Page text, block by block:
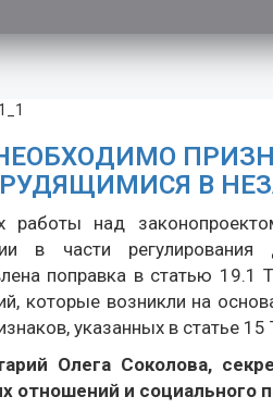
В
работы над
в части
поправка в статью
которые возникли на
указанных в статье
Олега Соколова,
отношений и социального